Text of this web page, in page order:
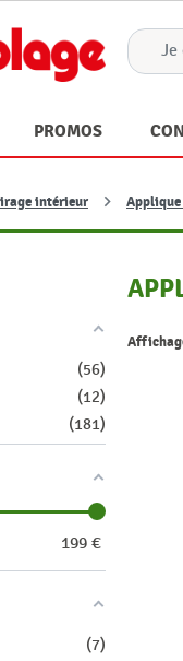
PROMOS
intérieur
56
12
181
199 €
7